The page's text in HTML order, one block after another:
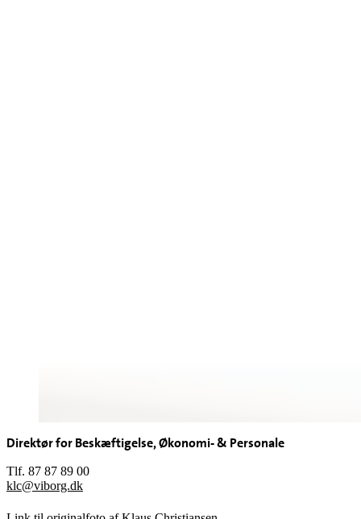
Direktør for Beskæftigelse, Økonomi- & Personale
Tlf. 87 87 89 00
klc@viborg.dk